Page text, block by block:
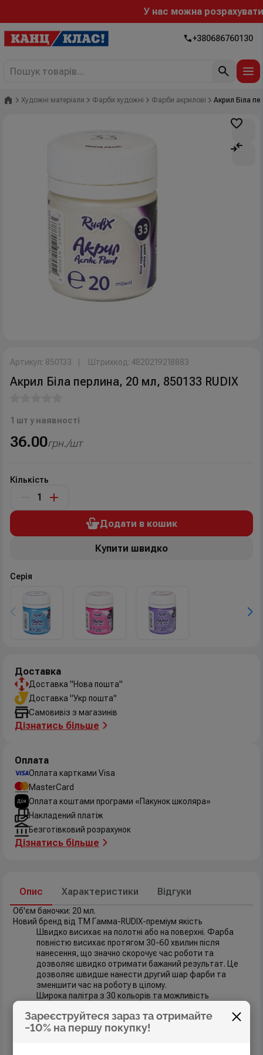
У нас можна
+380686760130
Зареєструйтеся зараз та отримайте
−10% на першу покупку!
Головна
Художні матеріали Фарби художні Фарби акрилові Акрил Біла
Артикул: 850133 Штрихкод: 4820219218883
Акрил Біла перлина, 20 мл, 850133 RUDIX
1 шт у наявності
36.00грн./шт
Кількість
Додати в кошик
Купити швидко
Серія
Опис Характеристики Відгуки
Об'єм баночки: 20 мл.
Новий бренд від ТМ Гамма-RUDIX-преміум якість
Швидко висихає на полотні або на поверхні. Фарба
повністю висихає протягом 30-60 хвилин після
нанесення, що значно скорочує час роботи та
дозволяє швидко отримати бажаний результат. Це
дозволяє швидше нанести другий шар фарби та
зменшити час на роботу в цілому.
Широка палітра з 30 кольорів та можливість
змішування дозволяють створювати унікальні відтінки
для будь-якого художнього задуму – безмежні
простори для творчості. Кольори високопігментовані,
Доставка
Доставка "Нова пошта"
Доставка "Укр пошта"
Самовивіз з магазинів
Дізнатись більше
Оплата
Оплата картками Visa
MasterCard
Оплата коштами програми «Пакунок школяра»
Накладений платіж
Безготівковий розрахунок
Дізнатись більше